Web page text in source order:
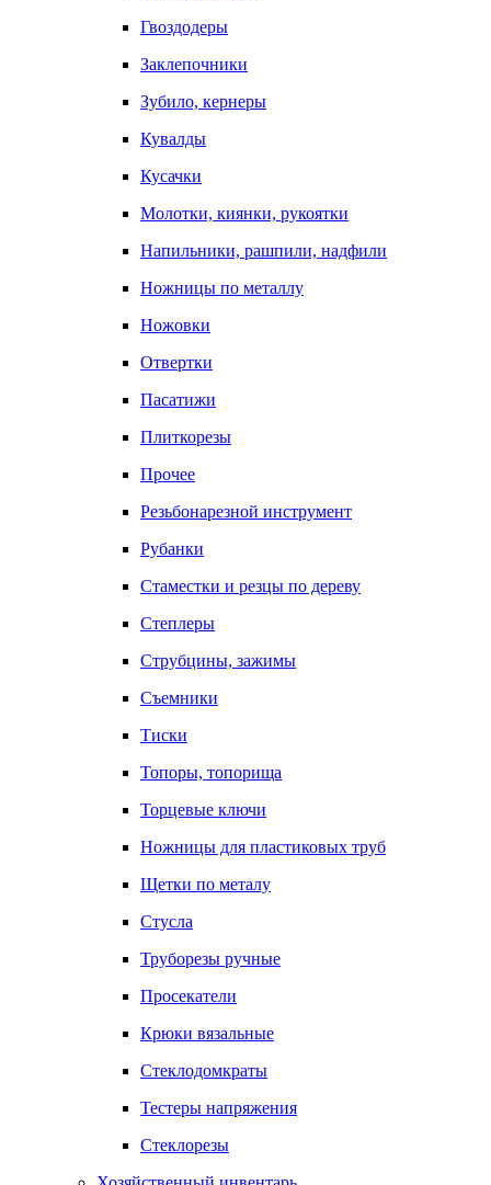
Гвоздодеры
Заклепочники
Зубило, кернеры
Кувалды
Кусачки
Молотки, киянки, рукоятки
Напильники, рашпили, надфили
Ножницы по металлу
Ножовки
Отвертки
Пасатижи
Плиткорезы
Прочее
Резьбонарезной инструмент
Рубанки
Стаместки и резцы по дереву
Степлеры
Струбцины, зажимы
Съемники
Тиски
Топоры, топорища
Торцевые ключи
Ножницы для пластиковых труб
Щетки по металу
Стусла
Труборезы ручные
Просекатели
Крюки вязальные
Стеклодомкраты
Тестеры напряжения
Стеклорезы